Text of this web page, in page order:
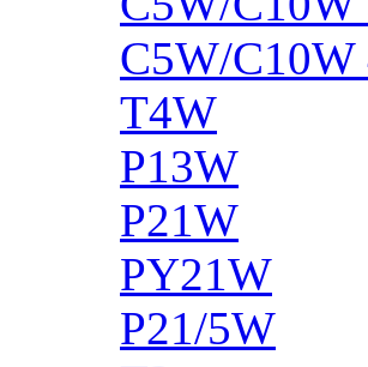
C5W/
T4W
P13W
P21W
PY21W
P21/5W